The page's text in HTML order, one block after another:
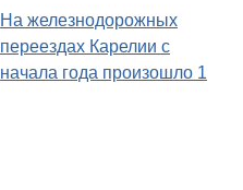
На железнодорожных
переездах Карелии с
начала года произошло 1